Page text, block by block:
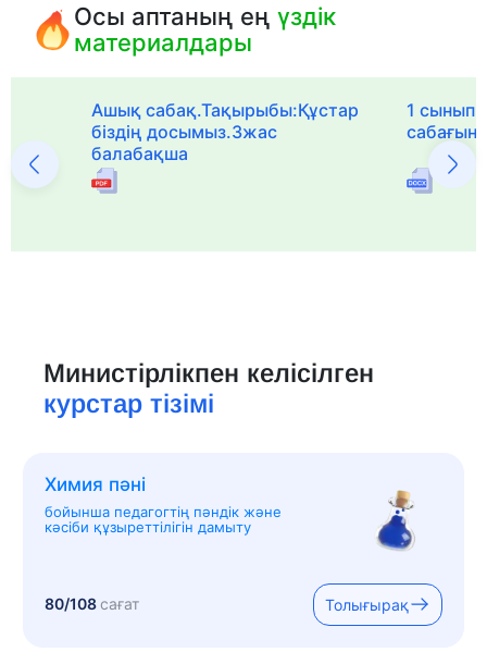
Осы аптаның еңүздік
материалдары
Ашық сабақ.Тақырыбы:Құстар
біздің досымыз.3жас
балабақша
1
Министірлікпен келісілген
курстар тізімі
Химия пәні
бойынша педагогтің пәндік және
кәсіби құзыреттілігін дамыту
80/108сағат Толығырақ